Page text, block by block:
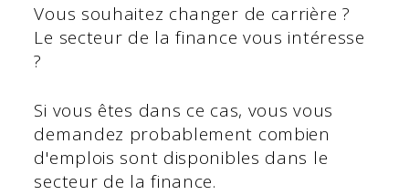
Vous souhaitez changer de carrière ?
Le secteur de la finance vous intéresse
?
Si vous êtes dans ce cas, vous vous
demandez probablement combien
d'emplois sont disponibles dans le
secteur de la finance.